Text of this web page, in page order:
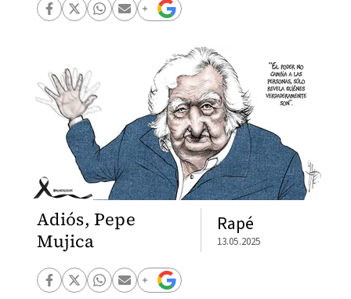
Adiós, Pepe
Mujica
Rapé
13.05.2025